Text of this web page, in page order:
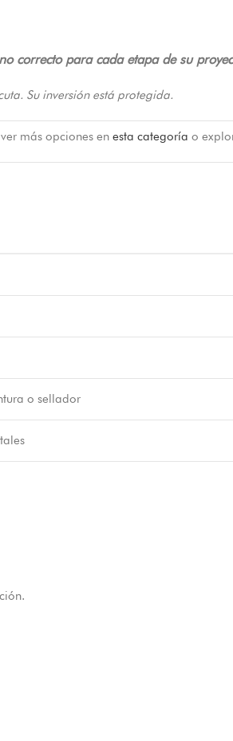
correcto para cada etapa de su
Su inversión está protegida.
más opciones en esta categoría o
o sellador